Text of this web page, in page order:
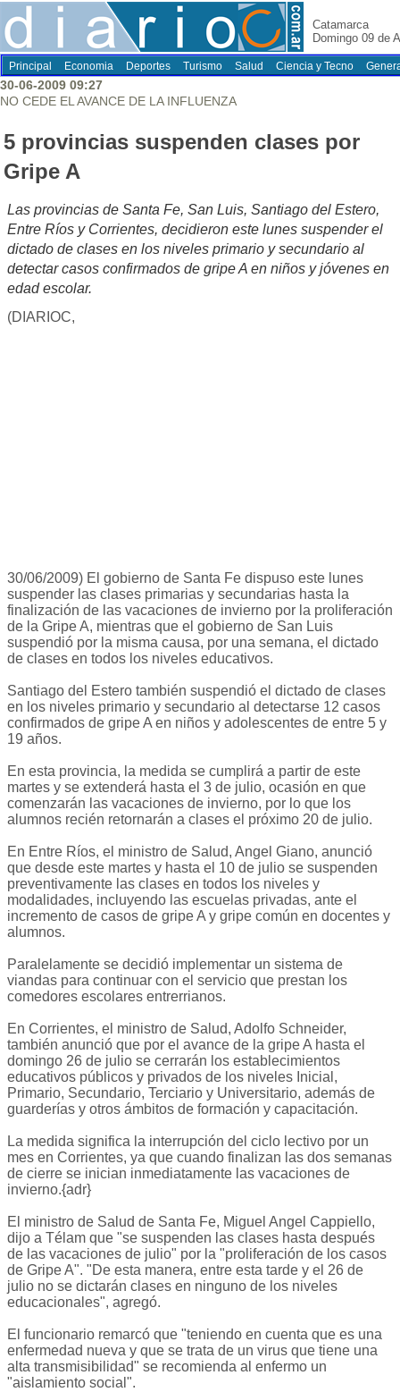
Catamarca
Domingo 09 de
Principal Economia Deportes Turismo Salud Ciencia y Tecno
30-06-2009 09:27
NO CEDE EL AVANCE DE LA INFLUENZA
5 provincias suspenden clases por
Gripe A
Las provincias de Santa Fe, San Luis, Santiago del Estero,
Entre Ríos y Corrientes, decidieron este lunes suspender el
dictado de clases en los niveles primario y secundario al
detectar casos confirmados de gripe A en niños y jóvenes en
edad escolar.
(DIARIOC,
30/06/2009) El gobierno de Santa Fe dispuso este lunes
suspender las clases primarias y secundarias hasta la
finalización de las vacaciones de invierno por la proliferación
de la Gripe A, mientras que el gobierno de San Luis
suspendió por la misma causa, por una semana, el dictado
de clases en todos los niveles educativos.
Santiago del Estero también suspendió el dictado de clases
en los niveles primario y secundario al detectarse 12 casos
confirmados de gripe A en niños y adolescentes de entre 5 y
19 años.
En esta provincia, la medida se cumplirá a partir de este
martes y se extenderá hasta el 3 de julio, ocasión en que
comenzarán las vacaciones de invierno, por lo que los
alumnos recién retornarán a clases el próximo 20 de julio.
En Entre Ríos, el ministro de Salud, Angel Giano, anunció
que desde este martes y hasta el 10 de julio se suspenden
preventivamente las clases en todos los niveles y
modalidades, incluyendo las escuelas privadas, ante el
incremento de casos de gripe A y gripe común en docentes y
alumnos.
Paralelamente se decidió implementar un sistema de
viandas para continuar con el servicio que prestan los
comedores escolares entrerrianos.
En Corrientes, el ministro de Salud, Adolfo Schneider,
también anunció que por el avance de la gripe A hasta el
domingo 26 de julio se cerrarán los establecimientos
educativos públicos y privados de los niveles Inicial,
Primario, Secundario, Terciario y Universitario, además de
guarderías y otros ámbitos de formación y capacitación.
La medida significa la interrupción del ciclo lectivo por un
mes en Corrientes, ya que cuando finalizan las dos semanas
de cierre se inician inmediatamente las vacaciones de
invierno.{adr}
El ministro de Salud de Santa Fe, Miguel Angel Cappiello,
dijo a Télam que "se suspenden las clases hasta después
de las vacaciones de julio" por la "proliferación de los casos
de Gripe A". "De esta manera, entre esta tarde y el 26 de
julio no se dictarán clases en ninguno de los niveles
educacionales", agregó.
El funcionario remarcó que "teniendo en cuenta que es una
enfermedad nueva y que se trata de un virus que tiene una
alta transmisibilidad" se recomienda al enfermo un
"aislamiento social".